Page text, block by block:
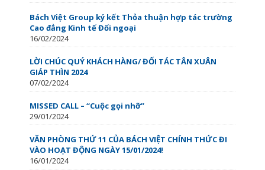
Bách Việt Group ký kết Thỏa thuận hợp tác trường
Cao đẳng Kinh tế Đối ngoại
16/02/2024
LỜI CHÚC QUÝ KHÁCH HÀNG/ ĐỐI TÁC TÂN XUÂN
GIÁP THÌN 2024
07/02/2024
MISSED CALL – “Cuộc gọi nhỡ”
29/01/2024
VĂN PHÒNG THỨ 11 CỦA BÁCH VIỆT CHÍNH THỨC ĐI
VÀO HOẠT ĐỘNG NGÀY 15/01/2024!
16/01/2024